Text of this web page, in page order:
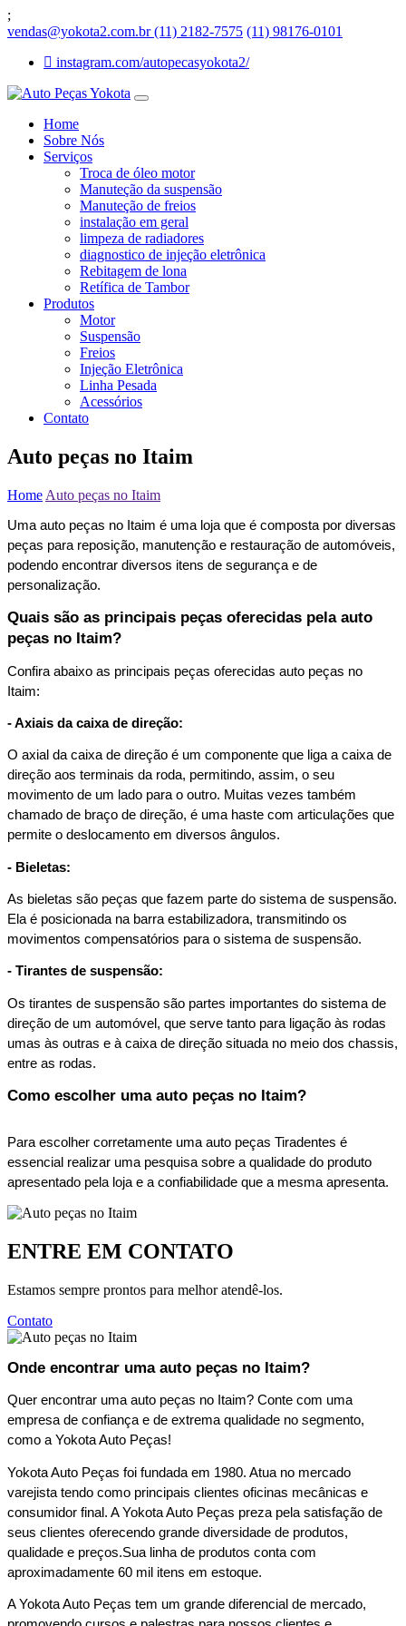
;
vendas@yokota2.com.br(11) 2182-7575 (11) 98176-0101
instagram.com/autopecasyokota2/
Home
Sobre Nós
Serviços
Troca de óleo motor
Manuteção da suspensão
Manuteção de freios
instalação em geral
limpeza de radiadores
diagnostico de injeção eletrônica
Rebitagem de lona
Retífica de Tambor
Produtos
Motor
Suspensão
Freios
Injeção Eletrônica
Linha Pesada
Acessórios
Contato
Auto peças no Itaim
Home Auto peças no Itaim
Uma auto peças no Itaim é uma loja que é composta por diversas
peças para reposição, manutenção e restauração de automóveis,
podendo encontrar diversos itens de segurança e de
personalização.
Quais são as principais peças oferecidas pela auto
peças no Itaim?
Confira abaixo as principais peças oferecidas auto peças no
Itaim:
- Axiais da caixa de direção:
O axial da caixa de direção é um componente que liga a caixa de
direção aos terminais da roda, permitindo, assim, o seu
movimento de um lado para o outro. Muitas vezes também
chamado de braço de direção, é uma haste com articulações que
permite o deslocamento em diversos ângulos.
- Bieletas:
As bieletas são peças que fazem parte do sistema de suspensão.
Ela é posicionada na barra estabilizadora, transmitindo os
movimentos compensatórios para o sistema de suspensão.
- Tirantes de suspensão:
Os tirantes de suspensão são partes importantes do sistema de
direção de um automóvel, que serve tanto para ligação às rodas
umas às outras e à caixa de direção situada no meio dos chassis,
entre as rodas.
Como escolher uma auto peças no Itaim?
Para escolher corretamente uma auto peças Tiradentes é
essencial realizar uma pesquisa sobre a qualidade do produto
apresentado pela loja e a confiabilidade que a mesma apresenta.
ENTRE EM CONTATO
Estamos sempre prontos para melhor atendê-los.
Contato
Onde encontrar uma auto peças no Itaim?
Quer encontrar uma auto peças no Itaim? Conte com uma
empresa de confiança e de extrema qualidade no segmento,
como a Yokota Auto Peças!
Yokota Auto Peças foi fundada em 1980. Atua no mercado
varejista tendo como principais clientes oficinas mecânicas e
consumidor final. A Yokota Auto Peças preza pela satisfação de
seus clientes oferecendo grande diversidade de produtos,
qualidade e preços.Sua linha de produtos conta com
aproximadamente 60 mil itens em estoque.
A Yokota Auto Peças tem um grande diferencial de mercado,